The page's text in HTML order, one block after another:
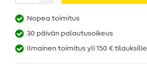
Nopea toimitus
30 päivän palautusoikeus
Ilmainen toimitus yli 150 € tilauksille